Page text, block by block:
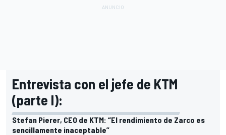
Entrevista con el jefe de KTM
(parte I):
Stefan Pierer, CEO de KTM: “El rendimiento de Zarco es
sencillamente inaceptable”